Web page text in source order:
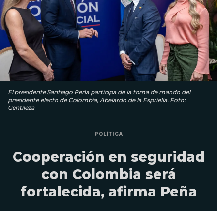
El presidente Santiago Peña participa de la toma de mando del
presidente electo de Colombia, Abelardo de la Espriella. Foto:
Gentileza
POLÍTICA
Cooperación en seguridad
con Colombia será
fortalecida, afirma Peña